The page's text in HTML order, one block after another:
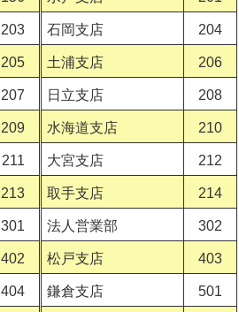
203 石岡支店 204
205 土浦支店 206
207 日立支店 208
209 水海道支店 210
211 大宮支店 212
213 取手支店 214
301 法人営業部 302
402 松戸支店 403
404 鎌倉支店 501